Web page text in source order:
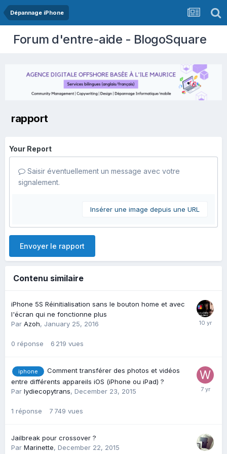
Dépannage iPhone
Forum d'entre-aide - BlogoSquare
rapport
Your Report
Saisir éventuellement un message avec votre
signalement.
Insérer une image depuis une URL
Envoyer le rapport
Contenu similaire
iPhone 5S Réinitialisation sans le bouton home et avec
l'écran qui ne fonctionne plus
Par Azoh, January 25, 2016
0 réponse 6 219 vues
iphone
Comment transférer des photos et vidéos
entre différents appareils iOS (iPhone ou iPad) ?
Par lydiecopytrans, December 23, 2015
1 réponse 7 749 vues
Jailbreak pour crossover ?
Par Marinette, December 22, 2015